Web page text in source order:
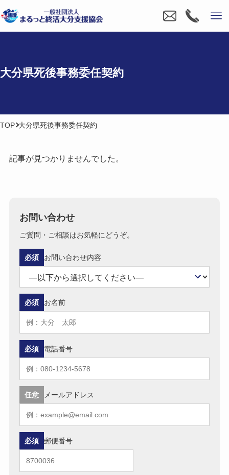
大分県死後事務委任契約
TOP 大分県死後事務委任契約
記事が見つかりませんでした。
お問い合わせ
ご質問・ご相談はお気軽にどうぞ。
お問い合わせ内容
必須
お名前
必須
電話番号
必須
メールアドレス
任意
郵便番号
必須